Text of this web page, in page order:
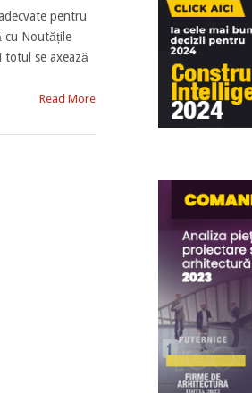
pentru
cu Noutățile
totul se axează
Read More